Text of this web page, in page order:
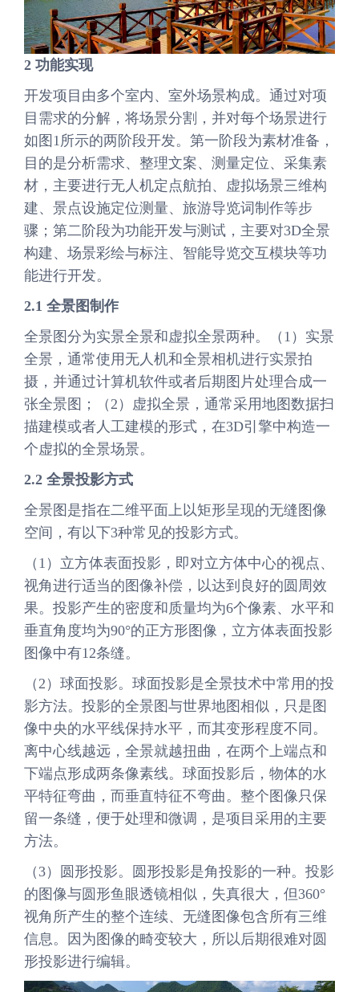
2 功能实现
开发项目由多个室内、室外场景构成。通过对项
目需求的分解，将场景分割，并对每个场景进行
如图1所示的两阶段开发。第一阶段为素材准备，
目的是分析需求、整理文案、测量定位、采集素
材，主要进行无人机定点航拍、虚拟场景三维构
建、景点设施定位测量、旅游导览词制作等步
骤；第二阶段为功能开发与测试，主要对3D全景
构建、场景彩绘与标注、智能导览交互模块等功
能进行开发。
2.1 全景图制作
全景图分为实景全景和虚拟全景两种。（1）实景
全景，通常使用无人机和全景相机进行实景拍
摄，并通过计算机软件或者后期图片处理合成一
张全景图；（2）虚拟全景，通常采用地图数据扫
描建模或者人工建模的形式，在3D引擎中构造一
个虚拟的全景场景。
2.2 全景投影方式
全景图是指在二维平面上以矩形呈现的无缝图像
空间，有以下3种常见的投影方式。
（1）立方体表面投影，即对立方体中心的视点、
视角进行适当的图像补偿，以达到良好的圆周效
果。投影产生的密度和质量均为6个像素、水平和
垂直角度均为90°的正方形图像，立方体表面投影
图像中有12条缝。
（2）球面投影。球面投影是全景技术中常用的投
影方法。投影的全景图与世界地图相似，只是图
像中央的水平线保持水平，而其变形程度不同。
离中心线越远，全景就越扭曲，在两个上端点和
下端点形成两条像素线。球面投影后，物体的水
平特征弯曲，而垂直特征不弯曲。整个图像只保
留一条缝，便于处理和微调，是项目采用的主要
方法。
（3）圆形投影。圆形投影是角投影的一种。投影
的图像与圆形鱼眼透镜相似，失真很大，但360°
视角所产生的整个连续、无缝图像包含所有三维
信息。因为图像的畸变较大，所以后期很难对圆
形投影进行编辑。